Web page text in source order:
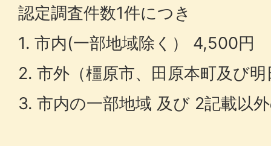
認定調査件数1件につき
1. 市内(一部地域除く） 4,500円
2. 市外（橿原市、田原本町及び
3. 市内の一部地域 及び 2記載以